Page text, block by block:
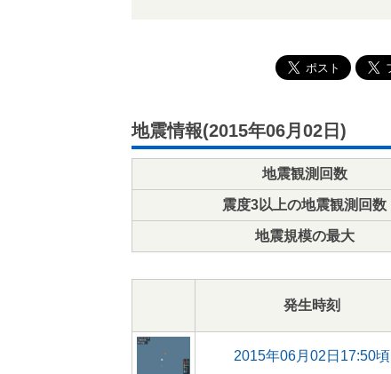
地震情報(2015年06月02日)
地震観測回数
震度3以上の地震観測回数
地震規模の最大
発生時刻
2015年06月02日17:50頃